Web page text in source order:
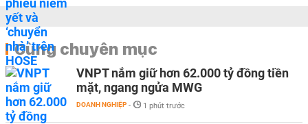
Cùng chuyên mục
VNPT nắm giữ hơn 62.000 tỷ đồng tiền
mặt, ngang ngửa MWG
DOANH NGHIỆP - 1 phút trước